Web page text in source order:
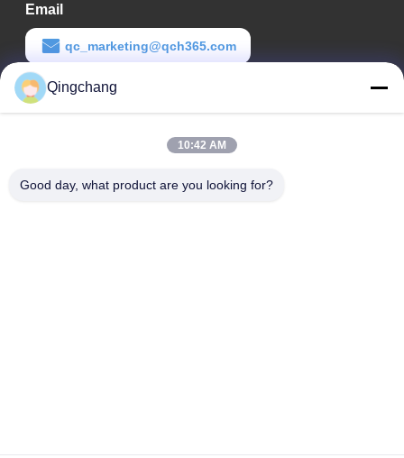
Email
qc_marketing@qch365.com
Thời gian làm việc
00:00-23:59
Địa chỉ công ty
Qingchang
10:42 AM
Good day, what product are you looking for?